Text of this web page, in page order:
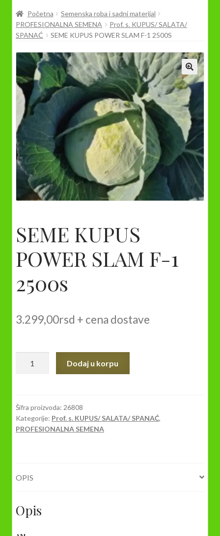
Prodavnica
Početna
Semenska roba i sadni materijal
PROFESIONALNA SEMENA
Prof. s. KUPUS/ SALATA/
SPANAĆ
SEME KUPUS POWER SLAM F-1 2500S
SEME KUPUS
POWER SLAM F-1
2500s
3.299,00rsd + cena dostave
F-
1
2500s
Dodaj u korpu
Šifra proizvoda: 26808
Kategorije: Prof. s. KUPUS/ SALATA/ SPANAĆ,
PROFESIONALNA SEMENA
OPIS
Opis